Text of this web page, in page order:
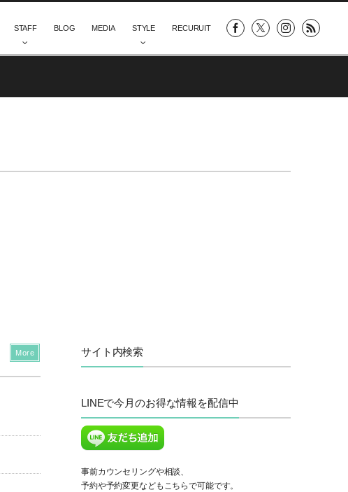
STAFF BLOG MEDIA STYLE RECURUIT
More サイト内検索
LINEで今月のお得な情報を配信中
事前カウンセリングや相談、
予約や予約変更などもこちらで可能です。